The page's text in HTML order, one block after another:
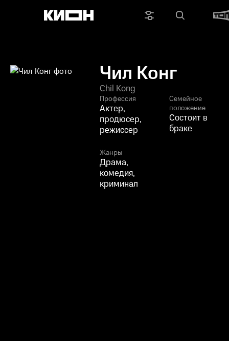
Чил Конг
Chil Kong
Профессия
Актер,
продюсер,
режиссер
Семейное
положение
Состоит в
браке
Жанры
Драма,
комедия,
криминал